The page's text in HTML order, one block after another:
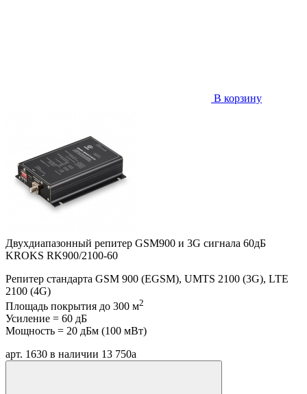
В корзину
Двухдиапазонный репитер GSM900 и 3G сигнала 60дБ
KROKS RK900/2100-60
Репитер стандарта GSM 900 (EGSM), UMTS 2100 (3G), LTE
2100 (4G)
Площадь покрытия до 300 м2
Усиление = 60 дБ
Мощность = 20 дБм (100 мВт)
арт. 1630 в наличии 13 750a